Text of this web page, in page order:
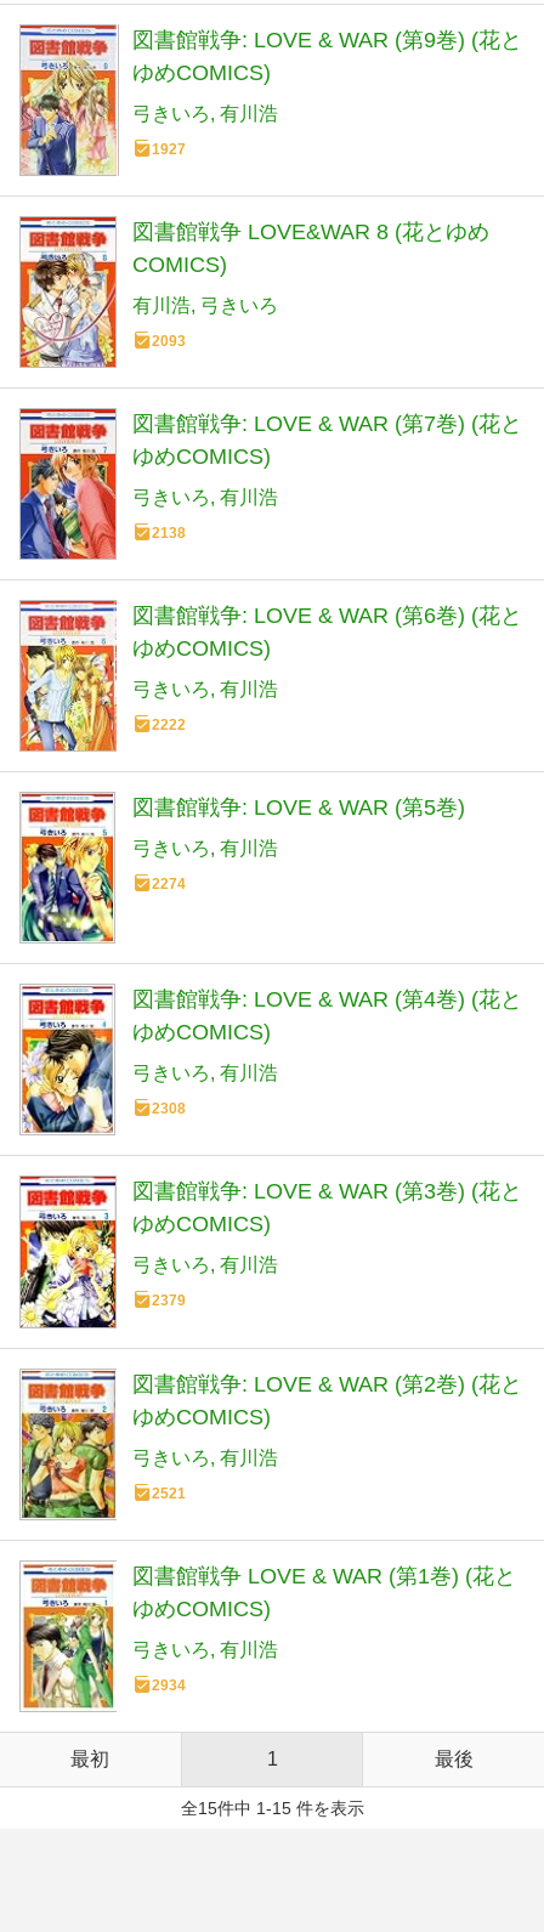
図書館戦争: LOVE & WAR (第9巻) (花と
ゆめCOMICS)
弓きいろ 有川浩
1927
図書館戦争 LOVE&WAR 8 (花とゆめ
COMICS)
有川浩 弓きいろ
2093
図書館戦争: LOVE & WAR (第7巻) (花と
ゆめCOMICS)
弓きいろ 有川浩
2138
図書館戦争: LOVE & WAR (第6巻) (花と
ゆめCOMICS)
弓きいろ 有川浩
2222
図書館戦争: LOVE & WAR (第5巻)
弓きいろ 有川浩
2274
図書館戦争: LOVE & WAR (第4巻) (花と
ゆめCOMICS)
弓きいろ 有川浩
2308
図書館戦争: LOVE & WAR (第3巻) (花と
ゆめCOMICS)
弓きいろ 有川浩
2379
図書館戦争: LOVE & WAR (第2巻) (花と
ゆめCOMICS)
弓きいろ 有川浩
2521
図書館戦争 LOVE & WAR (第1巻) (花と
ゆめCOMICS)
弓きいろ 有川浩
2934
最初 1 最後
全15件中 1-15 件を表示